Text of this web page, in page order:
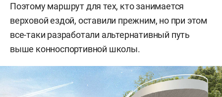
Поэтому маршрут для тех, кто занимается
верховой ездой, оставили прежним, но при этом
все-таки разработали альтернативный путь
выше конноспортивной школы.